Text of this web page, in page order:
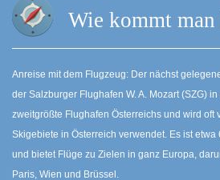
Wie kommt man
Anreise mit dem Flugzeug: Der nächst
der Salzburger Flughafen W. A. Mozart (SZG)
zweitgrößte Flughafen Österreichs und wird oft
Skigebiete in Österreich verwendet. Es ist etwa
und bietet Flüge zu Zielen in ganz Europa,
Paris, Wien und Brüssel.